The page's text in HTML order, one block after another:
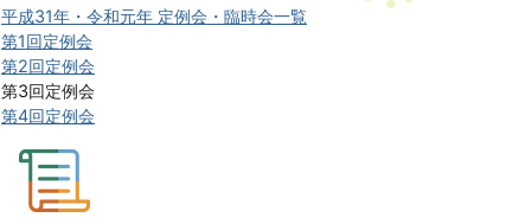
平成31年・令和元年 定例会・臨時会一覧
第1回定例会
第2回定例会
第3回定例会
第4回定例会